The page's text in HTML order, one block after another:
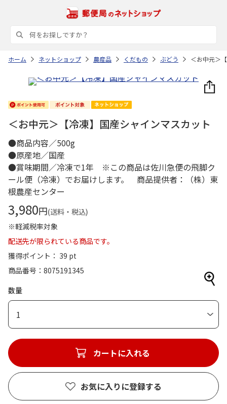
ホーム ネットショップ 農産品 くだもの ぶどう ＜お中元＞
＜お中元＞【冷凍】国産シャインマスカット
●商品内容／500g
●原産地／国産
●賞味期間／冷凍で1年 ※この商品は佐川急便の飛脚ク
ール便（冷凍）でお届けします。 商品提供者：（株）東
根農産センター
3,980円(送料・税込)
※軽減税率対象
配送先が限られている商品です。
獲得ポイント： 39 pt
商品番号
8075191345
数量
1
カートに入れる
お気に入りに登録する